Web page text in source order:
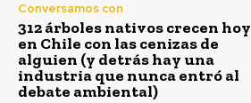
Conversamos con
312 árboles nativos crecen hoy
en Chile con las cenizas de
alguien (y detrás hay una
industria que nunca entró al
debate ambiental)